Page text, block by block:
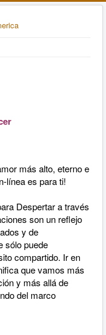
más alto, eterno e
línea es para ti!
Despertar a través
son un reflejo
y de
sólo puede
compartido. Ir en
que vamos más
y más allá de
del marco